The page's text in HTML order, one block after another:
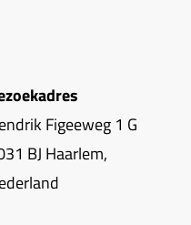
Figeeweg 1 G
BJ Haarlem,